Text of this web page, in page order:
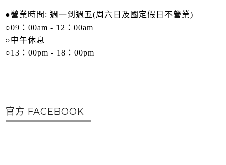
●營業時間: 週一到週五(周六日及國定假日不營業)
○09：00am - 12：00am
○中午休息
○13 ：00pm - 18：00pm
官方 FACEBOOK